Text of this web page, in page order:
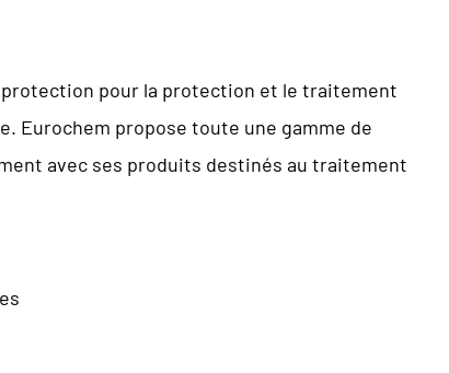
protection pour la protection et le traitement
Eurochem propose toute une gamme de
avec ses produits destinés au traitement